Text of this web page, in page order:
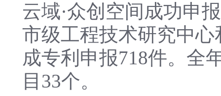
云域·众创空间成功申
市级工程技术研究中
成专利申报718件。全
目33个。